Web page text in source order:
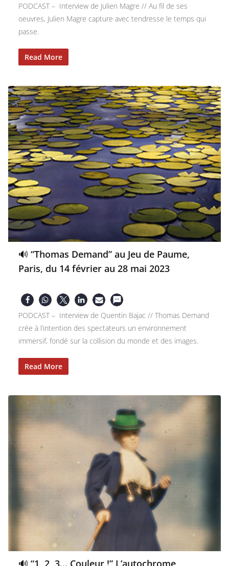
PODCAST – Interview de Julien Magre // Au fil de ses
oeuvres, Julien Magre capture avec tendresse le temps qui
passe.
Read More
🔊 “Thomas Demand” au Jeu de Paume,
Paris, du 14 février au 28 mai 2023
PODCAST – Interview de Quentin Bajac // Thomas Demand
crée à l’intention des spectateurs un environnement
immersif, fondé sur la collision du monde et des images.
Read More